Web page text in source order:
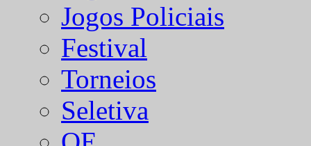
Jogos Policiais
Festival
Torneios
Seletiva